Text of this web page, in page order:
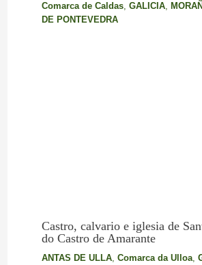
Comarca de Caldas, GALICIA,
DE PONTEVEDRA
Castro, calvario e iglesia de
do Castro de Amarante
ANTAS DE ULLA, Comarca da Ulloa,